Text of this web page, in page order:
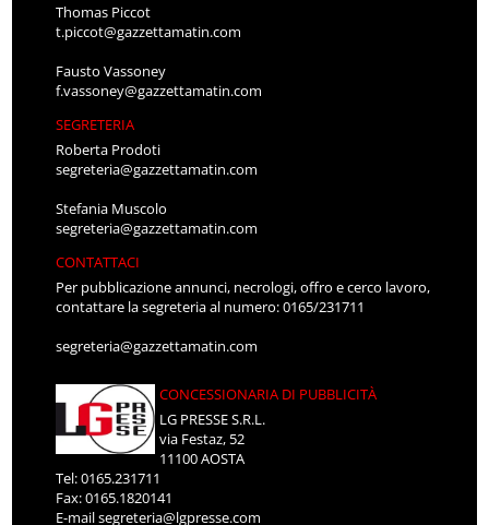
Thomas Piccot
t.piccot@gazzettamatin.com
Fausto Vassoney
f.vassoney@gazzettamatin.com
SEGRETERIA
Roberta Prodoti
segreteria@gazzettamatin.com
Stefania Muscolo
segreteria@gazzettamatin.com
CONTATTACI
Per pubblicazione annunci, necrologi, offro e cerco lavoro,
contattare la segreteria al numero: 0165/231711
segreteria@gazzettamatin.com
CONCESSIONARIA DI PUBBLICITÀ
LG PRESSE S.R.L.
via Festaz, 52
11100 AOSTA
Tel: 0165.231711
Fax: 0165.1820141
E-mailsegreteria@lgpresse.com